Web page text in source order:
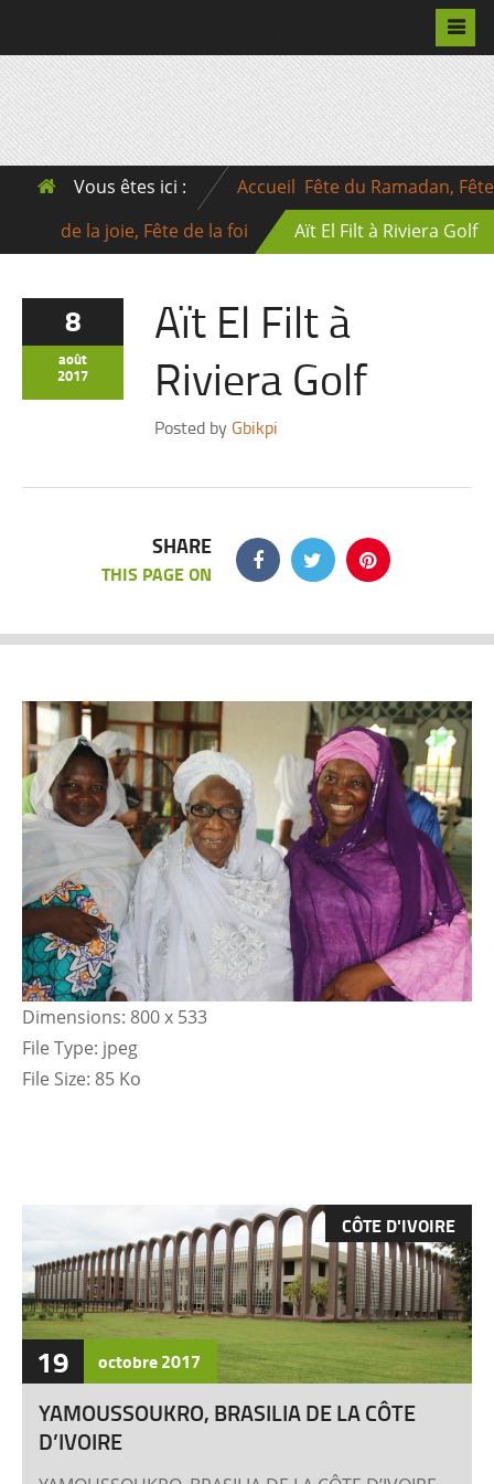
Vous êtes ici : Accueil Fête du Ramadan, Fête
de la joie, Fête de la foi
Aït El Filt à Riviera Golf
8
août
2017
Aït El Filt à
Riviera Golf
Posted by Gbikpi
SHARE
THIS PAGE ON
Dimensions: 800 x 533
File Type: jpeg
File Size: 85 Ko
CÔTE D'IVOIRE
19 octobre2017
YAMOUSSOUKRO, BRASILIA DE LA CÔTE
D’IVOIRE